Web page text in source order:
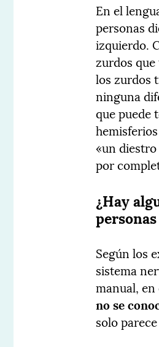
En el
personas
izquierdo.
zurdos
los zurdos
ninguna
que puede
«un
por
¿Hay
Según los
sistema
manual, en
no se
solo